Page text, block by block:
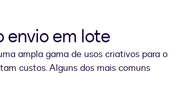
envio em lote
ampla gama de usos criativos para o
custos. Alguns dos mais comuns